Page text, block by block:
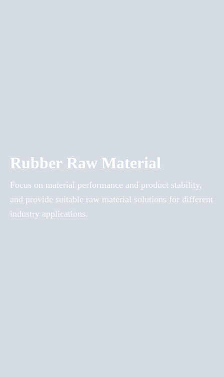
Rubber Raw Material
Focus on material performance and product stability,
and provide suitable raw material solutions for different
industry applications.